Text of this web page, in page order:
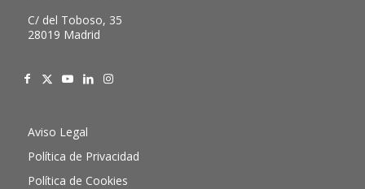
C/ del Toboso, 35
28019 Madrid
Aviso Legal
Política de Privacidad
Política de Cookies